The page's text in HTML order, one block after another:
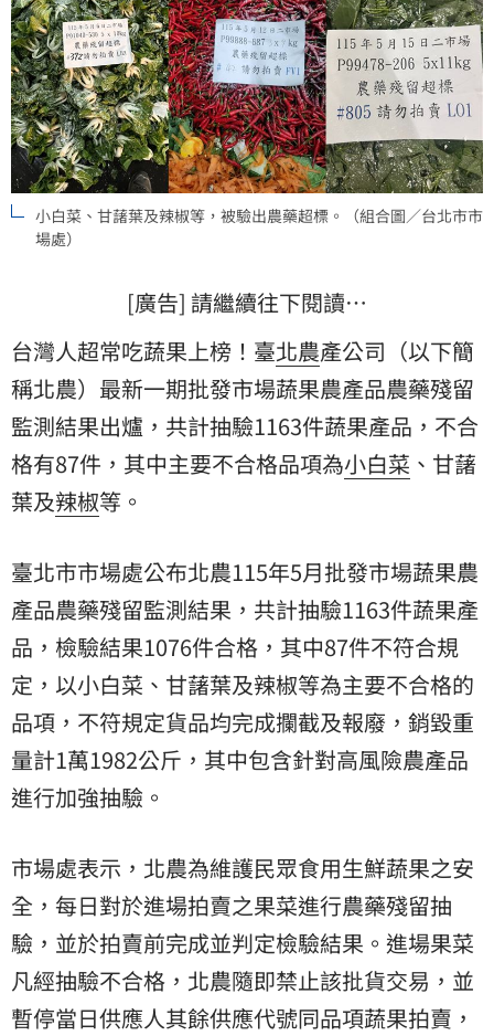
小白菜、甘藷葉及辣椒等，被驗出農藥超標。（組合圖／台北市市
場處）
[廣告] 請繼續往下閱讀…
台灣人超常吃蔬果上榜！臺北農產公司（以下簡
稱北農）最新一期批發市場蔬果農產品農藥殘留
監測結果出爐，共計抽驗1163件蔬果產品，不合
格有87件，其中主要不合格品項為小白菜 、甘藷
葉及辣椒等。
臺北市市場處公布北農115年5月批發市場蔬果農
產品農藥殘留監測結果，共計抽驗1163件蔬果產
品，檢驗結果1076件合格，其中87件不符合規
定，以小白菜、甘藷葉及辣椒等為主要不合格的
品項，不符規定貨品均完成攔截及報廢，銷毀重
量計1萬1982公斤，其中包含針對高風險農產品
進行加強抽驗。
市場處表示，北農為維護民眾食用生鮮蔬果之安
全，每日對於進場拍賣之果菜進行農藥殘留抽
驗，並於拍賣前完成並判定檢驗結果。進場果菜
凡經抽驗不合格，北農隨即禁止該批貨交易，並
暫停當日供應人其餘供應代號同品項蔬果拍賣，